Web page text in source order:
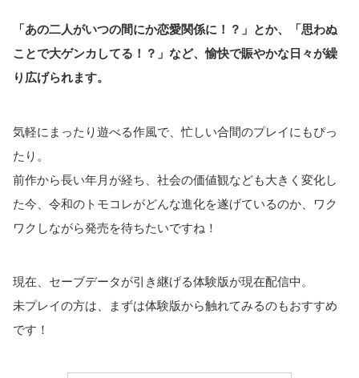
「あの二人がいつの間にか恋愛関係に！？」とか、「思わぬ
ことで大ゲンカしてる！？」など、愉快で賑やかな日々が繰
り広げられます。
気軽にまったり遊べる作風で、忙しい合間のプレイにもぴっ
たり。
前作から長い年月が経ち、社会の価値観なども大きく変化し
た今、令和のトモコレがどんな進化を遂げているのか、ワク
ワクしながら発売を待ちたいですね！
現在、セーブデータが引き継げる体験版が現在配信中。
未プレイの方は、まずは体験版から触れてみるのもおすすめ
です！